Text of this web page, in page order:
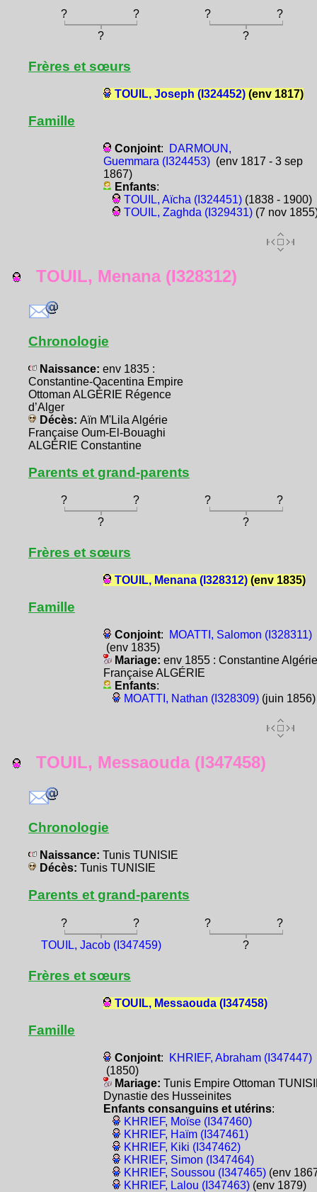
? ? ?
?
?
?
Frères et sœurs
TOUIL, Joseph (I324452)(env 1817)
Famille
Conjoint:
DARMOUN,
Guemmara (I324453)(env 1817 - 3 sep
1867)
Enfants:
TOUIL, Aïcha (I324451)(1838 - 1900)
TOUIL, Zaghda (I329431)(7 nov
TOUIL, Menana (I328312)
Chronologie
Naissance: env 1835 :
Constantine-Qacentina Empire
Ottoman ALGÉRIE Régence
d’Alger
Décès: Aïn M'Lila Algérie
Française Oum-El-Bouaghi
ALGÉRIE Constantine
Parents et grand-parents
? ? ?
?
?
?
Frères et sœurs
TOUIL, Menana (I328312)(env 1835)
Famille
Conjoint:
MOATTI, Salomon (I328311)
(env 1835)
Mariage: env 1855 : Constantine Algérie
Française ALGÉRIE
Enfants:
MOATTI, Nathan (I328309)(juin 1856)
TOUIL, Messaouda (I347458)
Chronologie
Naissance: Tunis TUNISIE
Décès: Tunis TUNISIE
Parents et grand-parents
? ? ?
?
TOUIL, Jacob (I347459)
?
Frères et sœurs
TOUIL, Messaouda (I347458)
Famille
Conjoint:
KHRIEF, Abraham (I347447)
(1850)
Mariage: Tunis Empire Ottoman
Dynastie des Husseinites
Enfants consanguins et utérins:
KHRIEF, Moïse (I347460)
KHRIEF, Haïm (I347461)
KHRIEF, Kiki (I347462)
KHRIEF, Simon (I347464)
KHRIEF, Soussou (I347465)(env
KHRIEF, Lalou (I347463)(env 1879)